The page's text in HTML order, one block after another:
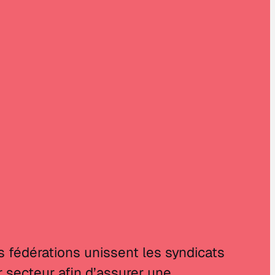
fédérations unissent les syndicats